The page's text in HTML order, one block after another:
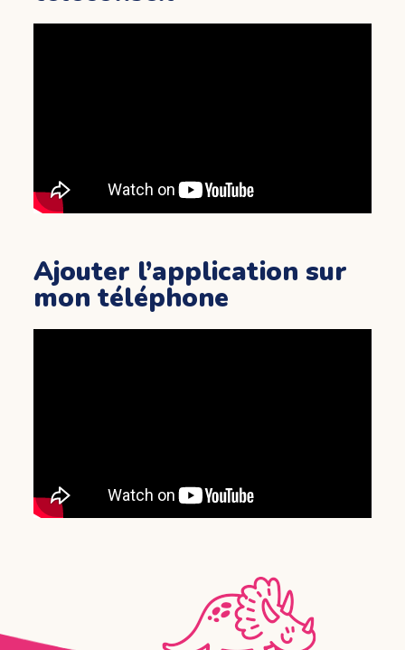
Ajouter l’application sur
mon téléphone